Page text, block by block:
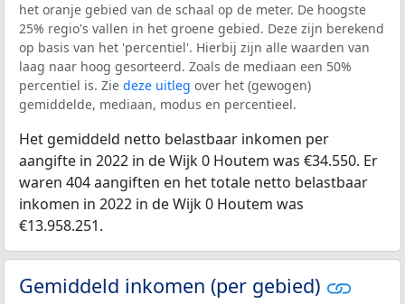
het oranje gebied van de schaal op de meter. De hoogste
25% regio's vallen in het groene gebied. Deze zijn berekend
op basis van het 'percentiel'. Hierbij zijn alle waarden van
laag naar hoog gesorteerd. Zoals de mediaan een 50%
percentiel is. Zie deze uitleg over het (gewogen)
gemiddelde, mediaan, modus en percentieel.
Het gemiddeld netto belastbaar inkomen per
aangifte in 2022 in de Wijk 0 Houtem was €34.550. Er
waren 404 aangiften en het totale netto belastbaar
inkomen in 2022 in de Wijk 0 Houtem was
€13.958.251.
Gemiddeld inkomen (per gebied)